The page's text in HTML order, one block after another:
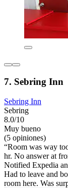
7. Sebring Inn
Sebring Inn
Sebring
8.0/10
Muy bueno
(5 opiniones)
“Room was way
hr. No answer at
Notified Expedia
Had to leave and
room here. Was